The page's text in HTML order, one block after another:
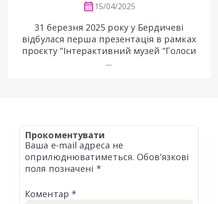
15/04/2025
31 березня 2025 року у Бердичеві
відбулася перша презентація в рамках
проєкту “Інтерактивний музей “Голоси
...
Прокоментувати
Ваша e-mail адреса не
оприлюднюватиметься. Обов’язкові
поля позначені *
Коментар *